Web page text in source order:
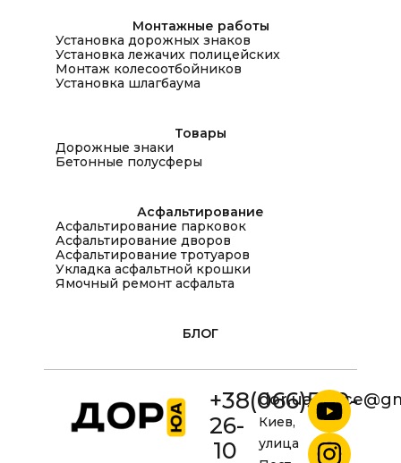
Монтажные работы
Установка дорожных знаков
Установка лежачих полицейских
Монтаж колесоотбойников
Установка шлагбаума
Товары
Дорожные знаки
Бетонные полусферы
Асфальтирование
Асфальтирование парковок
Асфальтирование дворов
Асфальтирование тротуаров
Укладка асфальтной крошки
Ямочный ремонт асфальта
БЛОГ
+38(066)500-
26-
10
Киев,
улица